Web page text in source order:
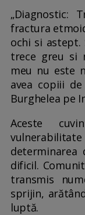
„Diagnostic:
fractura
ochi si
trece greu si
meu nu este
avea copiii
Burghelea pe
Aceste
dificil.
transmis
sprijin,
luptă.